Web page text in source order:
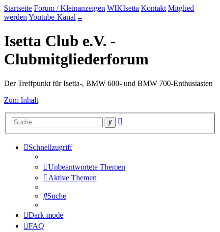
Startseite Forum / Kleinanzeigen WIKIsetta Kontakt Mitglied
werden Youtube-Kanal ≡
Isetta Club e.V. -
Clubmitgliederforum
Der Treffpunkt für Isetta-, BMW 600- und BMW 700-Enthusiasten
Zum Inhalt
Suche
Schnellzugriff
Unbeantwortete Themen
Aktive Themen
Suche
Dark mode
FAQ